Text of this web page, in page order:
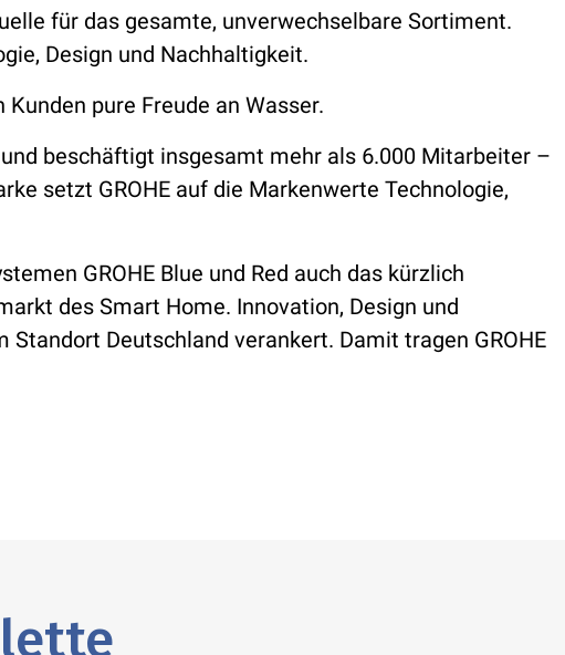
für das gesamte, unverwechselbare Sortiment.
Design und Nachhaltigkeit.
pure Freude an Wasser.
beschäftigt insgesamt mehr als 6.000 Mitarbeiter –
setzt GROHE auf die Markenwerte Technologie,
GROHE Blue und Red auch das kürzlich
des Smart Home. Innovation, Design und
Deutschland verankert. Damit tragen GROHE